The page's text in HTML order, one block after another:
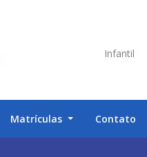
Infantil
Matrículas Contato